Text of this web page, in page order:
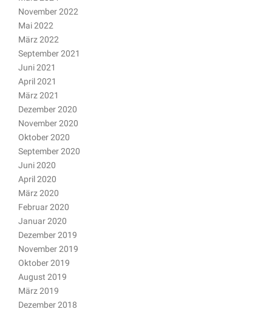
November 2022
Mai 2022
März 2022
September 2021
Juni 2021
April 2021
März 2021
Dezember 2020
November 2020
Oktober 2020
September 2020
Juni 2020
April 2020
März 2020
Februar 2020
Januar 2020
Dezember 2019
November 2019
Oktober 2019
August 2019
März 2019
Dezember 2018